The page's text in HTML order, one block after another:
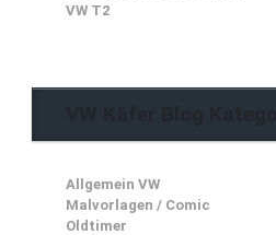
VW T2
Allgemein VW
Malvorlagen / Comic
Oldtimer